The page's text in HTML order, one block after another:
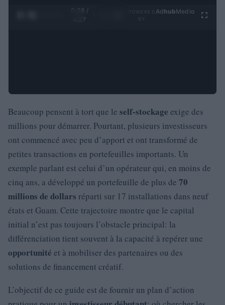
0:29 /
4:27
Ad hubMedia
Beaucoup pensent à tort que le self-stockage exige des
millions pour démarrer. Pourtant, plusieurs investisseurs
ont commencé avec peu d’apport et ont transformé de
petites transactions en portefeuilles importants. Un
exemple parlant est celui d’un opérateur qui, en moins de
cinq ans, a développé un portefeuille de plus de 70
millions de dollars réparti sur 17 installations dans neuf
états et Guam. Cette trajectoire montre que le capital
initial n’est pas toujours l’obstacle principal: la
différenciation tient souvent à la capacité à repérer une
opportunité et à mobiliser des partenaires ou des
solutions de financement créatif.
L’objectif de ce guide est de fournir un plan d’action